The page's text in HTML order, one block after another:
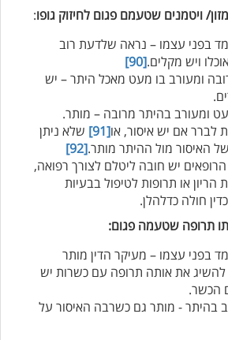
ויטמנים שטעמם פגום לחיזוק גופו:
בפני עצמו – נראה שלדעת רוב
ויש מקלים.[90]
ומעורב בו מעט מאכל היתר – יש
ומעורב בהיתר מרובה – מותר.
לברר אם יש איסור, או[91]
שלא ניתן
האיסור מול ההיתר מותר.[92]
יש חובה ליטלם לצורך רפואה,
הריון או תרופות לטיפול בבעיות
חולה כדלהלן.
תרופה שטעמה פגום:
בפני עצמו – מעיקר הדין מותר
להשיג את אותה תרופה עם כשרות יש
הכשר.
בהיתר - מותר גם כשרבה האיסור על